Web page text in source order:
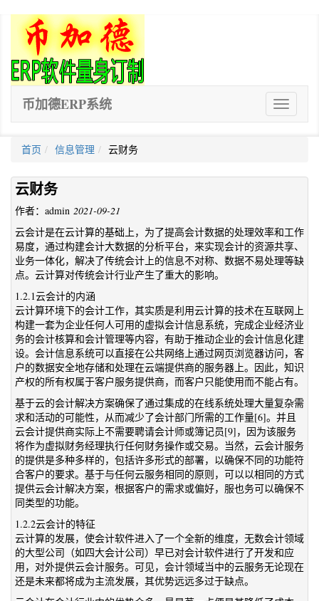
ERP
软
币加德ERP系统
首页 信息管理 云财务
云财务
作者：admin 2021-09-21
云会计是在云计算的基础上，为了提高会计数据的处理效率和工作
易度，通过构建会计大数据的分析平台，来实现会计的资源共享、
业务一体化，解决了传统会计上的信息不对称、数据不易处理等缺
点。云计算对传统会计行业产生了重大的影响。
1.2.1云会计的内涵
云计算环境下的会计工作，其实质是利用云计算的技术在互联网上
构建一套为企业任何人可用的虚拟会计信息系统，完成企业经济业
务的会计核算和会计管理等内容，有助于推动企业的会计信息化建
设。会计信息系统可以直接在公共网络上通过网页浏览器访问，客
户的数据安全地存储和处理在云端提供商的服务器上。因此，知识
产权的所有权属于客户服务提供商，而客户只能使用而不能占有。
基于云的会计解决方案确保了通过集成的在线系统处理大量复杂需
求和活动的可能性，从而减少了会计部门所需的工作量[6]。并且
云会计提供商实际上不需要聘请会计师或簿记员[9]，因为该服务
将作为虚拟财务经理执行任何财务操作或交易。当然，云会计服务
的提供是多种多样的，包括许多形式的部署，以确保不同的功能符
合客户的要求。基于与任何云服务相同的原则，可以以相同的方式
提供云会计解决方案，根据客户的需求或偏好，服也务可以确保不
同类型的功能。
1.2.2云会计的特征
云计算的发展，使会计软件进入了一个全新的维度，无数会计领域
的大型公司（如四大会计公司）早已对会计软件进行了开发和应
用，对外提供云会计服务。可见，会计领域当中的云服务无论现在
还是未来都将成为主流发展，其优势远远多过于缺点。